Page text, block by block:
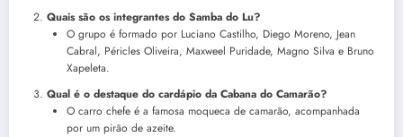
Quais são os integrantes do Samba do Lu?
O grupo é formado por Luciano Castilho, Diego Moreno, Jean
Cabral, Péricles Oliveira, Maxweel Puridade, Magno Silva e Bruno
Xapeleta.
Qual é o destaque do cardápio da Cabana do Camarão?
O carro chefe é a famosa moqueca de camarão, acompanhada
por um pirão de azeite.